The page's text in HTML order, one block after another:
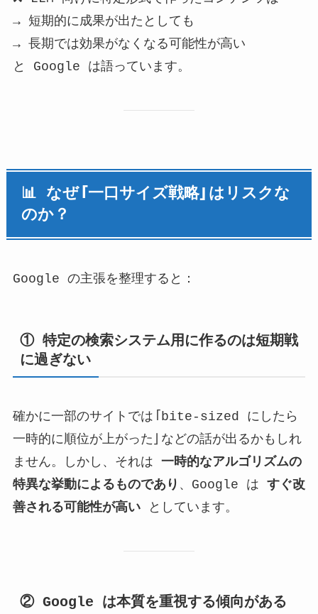
→ 短期的に成果が出たとしても
→ 長期では効果がなくなる可能性が高い
と Google は語っています。
📊 なぜ「一口サイズ戦略」はリスクな
のか？
Google の主張を整理すると：
① 特定の検索システム用に作るのは短期戦
に過ぎない
確かに一部のサイトでは「bite-sized にしたら
一時的に順位が上がった」などの話が出るかもしれ
ません。しかし、それは 一時的なアルゴリズムの
特異な挙動によるものであり 、Google は すぐ改
善される可能性が高いとしています。
② Google は本質を重視する傾向がある